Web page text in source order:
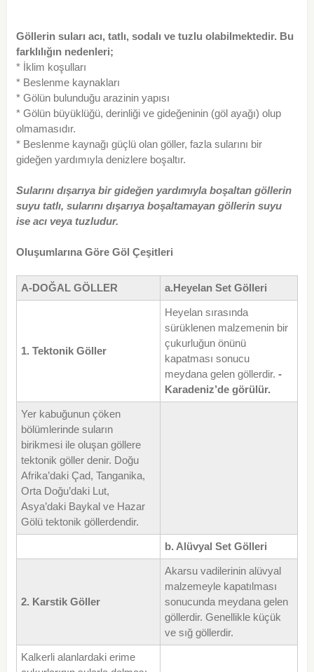
Göllerin suları acı, tatlı, sodalı ve tuzlu olabilmektedir. Bu
farklılığın nedenleri;
* İklim koşulları
* Beslenme kaynakları
* Gölün bulunduğu arazinin yapısı
* Gölün büyüklüğü, derinliği ve gideğeninin (göl ayağı) olup
olmamasıdır.
* Beslenme kaynağı güçlü olan göller, fazla sularını bir
gideğen yardımıyla denizlere boşaltır.
Sularını dışarıya bir gideğen yardımıyla boşaltan göllerin
suyu tatlı, sularını dışarıya boşaltamayan göllerin suyu
ise acı veya tuzludur.
Oluşumlarına Göre Göl Çeşitleri
A-DOĞAL GÖLLER a.Heyelan Set Gölleri
1. Tektonik Göller
Heyelan sırasında
sürüklenen malzemenin bir
çukurluğun önünü
kapatması sonucu
meydana gelen göllerdir. -
Karadeniz’de görülür.
Yer kabuğunun çöken
bölümlerinde suların
birikmesi ile oluşan göllere
tektonik göller denir. Doğu
Afrika’daki Çad, Tanganika,
Orta Doğu’daki Lut,
Asya’daki Baykal ve Hazar
Gölü tektonik göllerdendir.
b. Alüvyal Set Gölleri
2. Karstik Göller
Akarsu vadilerinin alüvyal
malzemeyle kapatılması
sonucunda meydana gelen
göllerdir. Genellikle küçük
ve sığ göllerdir.
Kalkerli alanlardaki erime